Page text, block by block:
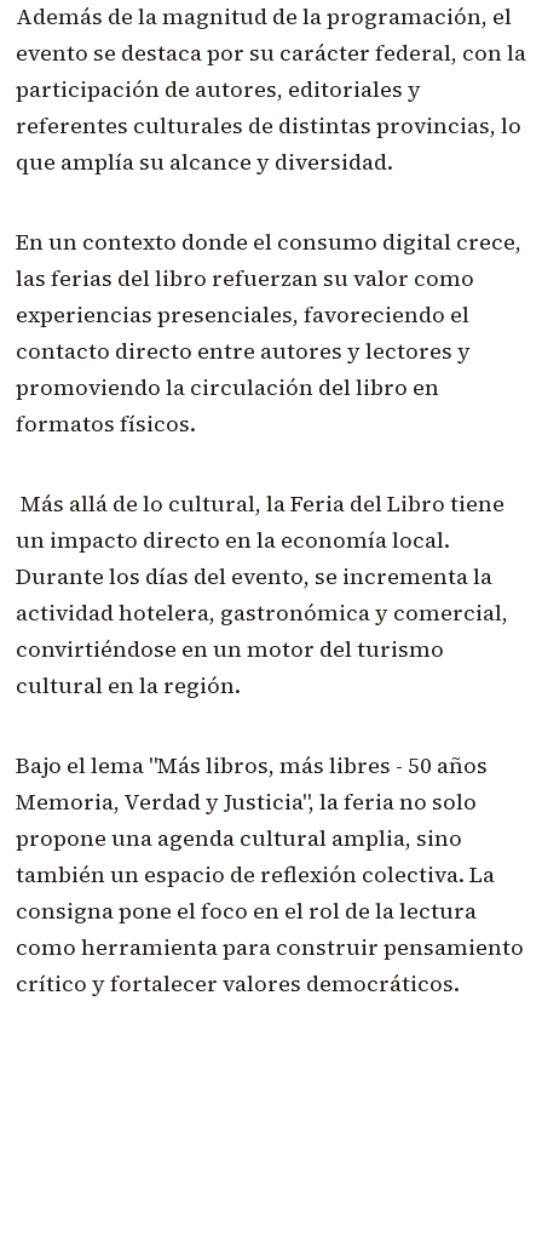
Además de la magnitud de la programación, el
evento se destaca por su carácter federal, con la
participación de autores, editoriales y
referentes culturales de distintas provincias, lo
que amplía su alcance y diversidad.
En un contexto donde el consumo digital crece,
las ferias del libro refuerzan su valor como
experiencias presenciales, favoreciendo el
contacto directo entre autores y lectores y
promoviendo la circulación del libro en
formatos físicos.
Más allá de lo cultural, la Feria del Libro tiene
un impacto directo en la economía local.
Durante los días del evento, se incrementa la
actividad hotelera, gastronómica y comercial,
convirtiéndose en un motor del turismo
cultural en la región.
Bajo el lema "Más libros, más libres - 50 años
Memoria, Verdad y Justicia", la feria no solo
propone una agenda cultural amplia, sino
también un espacio de reflexión colectiva. La
consigna pone el foco en el rol de la lectura
como herramienta para construir pensamiento
crítico y fortalecer valores democráticos.